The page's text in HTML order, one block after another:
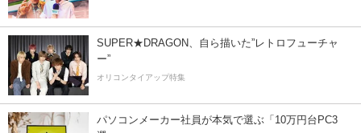
SUPER★DRAGON、自ら描いた”レトロフューチャ
ー”
オリコンタイアップ特集
パソコンメーカー社員が本気で選ぶ「10万円台PC3